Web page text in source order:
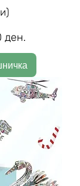
ден.